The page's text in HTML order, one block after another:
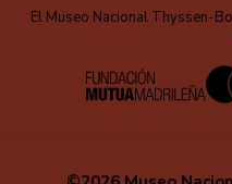
El Museo Nacional Thyssen-